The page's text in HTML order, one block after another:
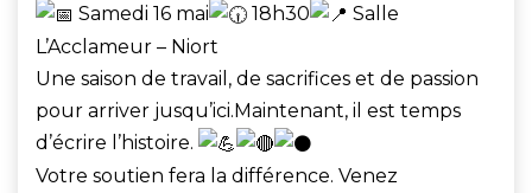
Samedi 16 mai
18h30
Salle
L’Acclameur – Niort
Une saison de travail, de sacrifices et de passion
pour arriver jusqu’ici.Maintenant, il est temps
d’écrire l’histoire.
Votre soutien fera la différence. Venez